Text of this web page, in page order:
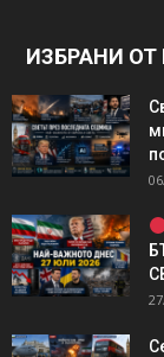
ИЗБРАНИ